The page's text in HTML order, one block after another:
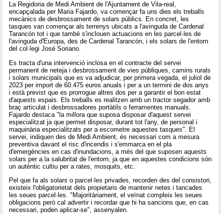
La Regidoria de Medi Ambient de l'Ajuntament de Vila-real,
encapçalada per Maria Fajardo, va començar fa uns dies els treballs
mecànics de desbrossament de solars públics. En concret, les
tasques van començar als terrenys ubicats a l'avinguda de Cardenal
Tarancón tot i que també s'inclouen actuacions en les parcel·les de
l'avinguda d'Europa, des de Cardenal Tarancón, i els solars de l'entorn
del col·legi José Soriano.
Es tracta d'una intervenció inclosa en el contracte del servei
permanent de neteja i desbrossament de vies públiques, camins rurals
i solars municipals que es va adjudicar, per primera vegada, el juliol de
2023 per import de 60.475 euros anuals i per a un termini de dos anys
i està previst que es prorrogue altres dos per a garantir el bon estat
d'aquests espais. Els treballs es realitzen amb un tractor segador amb
braç articulat i desbrossadores portàtils o ferramentes manuals.
Fajardo destaca "la millora que suposa disposar d'aquest servei
especialitzat ja que permet disposar, durant tot l'any, de personal i
maquinària especialitzats per a escometre aquestes tasques". El
servei, indiquen des de Medi Ambient, és necessari com a mesura
preventiva davant el risc d'incendis i s'emmarca en el pla
d'emergències en cas d'inundacions, a més del que suposen aquests
solars per a la salubritat de l'entorn, ja que en aquestes condicions són
un autèntic cultiu per a rates, mosquits, etc.
Pel que fa als solars o parcel·les privades, recorden des del consistori,
existeix l'obligatorietat dels propietaris de mantenir netes i tancades
les seues parcel·les. "Majoritàriament, el veïnat compleix les seues
obligacions però cal advertir i recordar que hi ha sancions que, en cas
necessari, poden aplicar-se", assenyalen.